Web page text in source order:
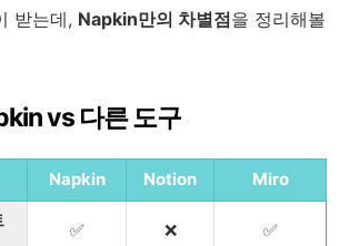
받는데, Napkin만의 차별점을 정리해볼
vs 다른 도구
Napkin Notion
Miro
✅ ❌ ✅